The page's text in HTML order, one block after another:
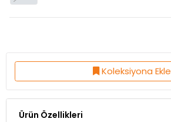
Koleksiyona Ekle
Ürün Özellikleri